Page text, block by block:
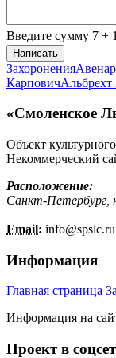
Введите сумму 7 +
Написать
Захоронения
Карпович
«Смоленское
Объект
Некоммерческий
Расположение:
Санкт-Петербург,
Email: info@spslc.ru
Информация
Главная страница
Информация на
Проект в